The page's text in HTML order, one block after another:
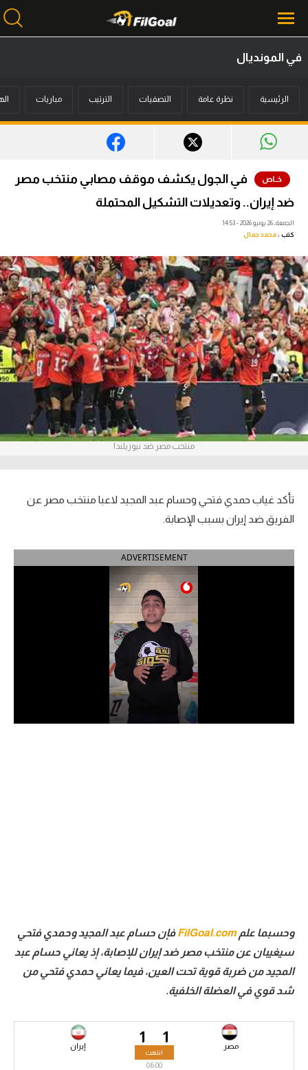
أخبار
ميركاتو
فانتازي في الجول
فيديوهات
عدسات
آراء حرة
ركن الألعاب
بطولات
أمريكا 2026
الدوري الإسباني
الدوري الإيطالي
الدوري السعودي للمحترفين
دوري أبطال إفريقيا
سعودي في الجول
الدوري الإنجليزي
الدوري الإسباني
دوري أبطال أوروبا
في المونديال
الرئيسية نظرة عامة التصفيات الترتيب مباريات
في الجول يكشف موقف مصابي منتخب مصر
ضد إيران.. وتعديلات التشكيل المحتملة
الجمعة، 26 يونيو 2026 - 14:53
كتب :محمد جمال
منتخب مصر ضد نيوزيلندا
تأكد غياب حمدي فتحي وحسام عبد المجيد لاعبا منتخب مصر عن
الفريق ضد إيران بسبب الإصابة.
ADVERTISEMENT
وحسبما علمFilGoal.comفإن حسام عبد المجيد وحمدي فتحي
سيغيبان عن منتخب مصر ضد إيران للإصابة، إذ يعاني حسام عبد
المجيد من ضربة قوية تحت العين، فيما يعاني حمدي فتحي من
شد قوي في العضلة الخلفية.
1 مصر 1 إيران
انتهت
06:00